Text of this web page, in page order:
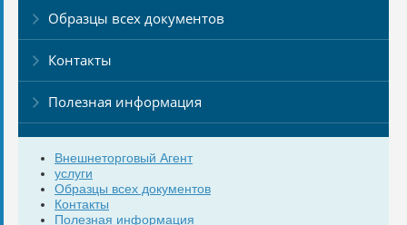
Образцы всех документов
Контакты
Полезная информация
Внешнеторговый Агент
услуги
Образцы всех документов
Контакты
Полезная информация